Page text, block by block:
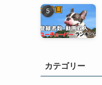
カテゴリー